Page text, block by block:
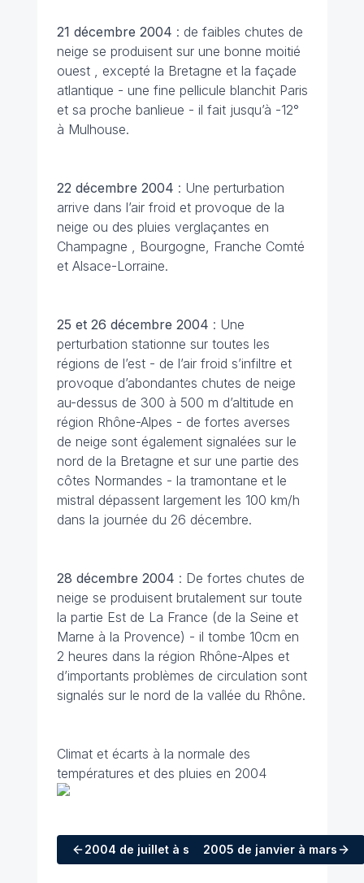
21 décembre 2004 : de faibles chutes de
neige se produisent sur une bonne moitié
ouest , excepté la Bretagne et la façade
atlantique - une fine pellicule blanchit Paris
et sa proche banlieue - il fait jusqu’à -12°
à Mulhouse.
22 décembre 2004 : Une perturbation
arrive dans l’air froid et provoque de la
neige ou des pluies verglaçantes en
Champagne , Bourgogne, Franche Comté
et Alsace-Lorraine.
25 et 26 décembre 2004 : Une
perturbation stationne sur toutes les
régions de l’est - de l’air froid s’infiltre et
provoque d’abondantes chutes de neige
au-dessus de 300 à 500 m d’altitude en
région Rhône-Alpes - de fortes averses
de neige sont également signalées sur le
nord de la Bretagne et sur une partie des
côtes Normandes - la tramontane et le
mistral dépassent largement les 100 km/h
dans la journée du 26 décembre.
28 décembre 2004 : De fortes chutes de
neige se produisent brutalement sur toute
la partie Est de La France (de la Seine et
Marne à la Provence) - il tombe 10cm en
2 heures dans la région Rhône-Alpes et
d’importants problèmes de circulation sont
signalés sur le nord de la vallée du Rhône.
Climat et écarts à la normale des
températures et des pluies en 2004
2004 de juillet à septembre
2005 de janvier à mars